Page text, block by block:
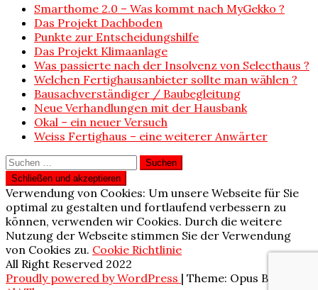
Smarthome 2.0 – Was kommt nach MyGekko ?
Das Projekt Dachboden
Punkte zur Entscheidungshilfe
Das Projekt Klimaanlage
Was passierte nach der Insolvenz von Selecthaus ?
Welchen Fertighausanbieter sollte man wählen ?
Bausachverständiger / Baubegleitung
Neue Verhandlungen mit der Hausbank
Okal – ein neuer Versuch
Weiss Fertighaus – eine weiterer Anwärter
Suchen
nach:
Verwendung von Cookies: Um unsere Webseite für Sie
optimal zu gestalten und fortlaufend verbessern zu
können, verwenden wir Cookies. Durch die weitere
Nutzung der Webseite stimmen Sie der Verwendung
von Cookies zu. Cookie Richtlinie
All Right Reserved 2022
Proudly powered by WordPress | Theme: Opus Blog by